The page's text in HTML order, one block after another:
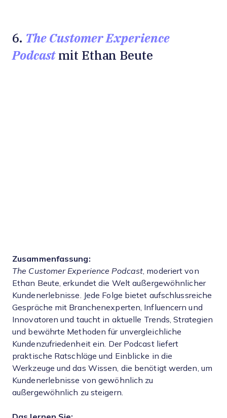
6. The Customer Experience
Podcastmit Ethan Beute
Zusammenfassung:
The Customer Experience Podcast , moderiert von
Ethan Beute, erkundet die Welt außergewöhnlicher
Kundenerlebnisse. Jede Folge bietet aufschlussreiche
Gespräche mit Branchenexperten, Influencern und
Innovatoren und taucht in aktuelle Trends, Strategien
und bewährte Methoden für unvergleichliche
Kundenzufriedenheit ein. Der Podcast liefert
praktische Ratschläge und Einblicke in die
Werkzeuge und das Wissen, die benötigt werden, um
Kundenerlebnisse von gewöhnlich zu
außergewöhnlich zu steigern.